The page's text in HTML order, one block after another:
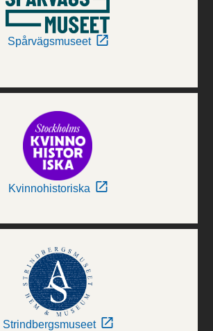
Spårvägsmuseet
Kvinnohistoriska
Strindbergsmuseet